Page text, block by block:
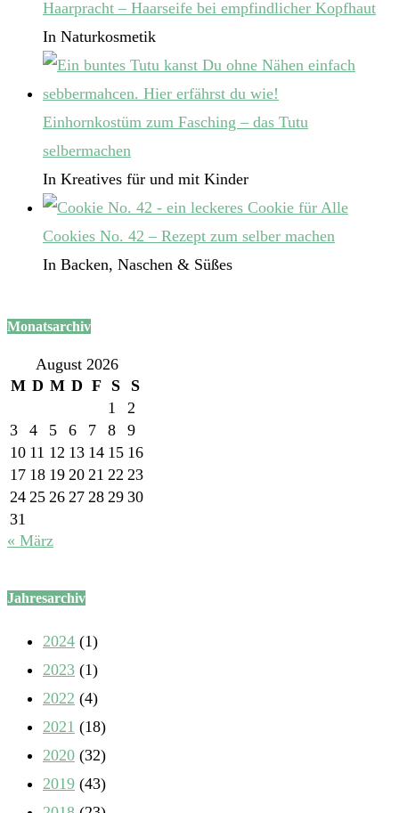
Haarpracht – Haarseife bei empfindlicher Kopfhaut
In Naturkosmetik
Einhornkostüm zum Fasching – das Tutu
selbermachen
In Kreatives für und mit Kinder
Cookies No. 42 – Rezept zum selber machen
In Backen, Naschen & Süßes
Monatsarchiv
August 2026
M D M D F S
S
1
2
3
4 5 6 7 8
9
10 11 12 13 14 15 16
17 18 19 20 21 22 23
24 25 26 27 28 29 30
31
« März
Jahresarchiv
2024 (1)
2023 (1)
2022 (4)
2021 (18)
2020 (32)
2019 (43)